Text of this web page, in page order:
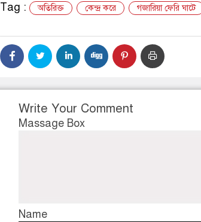
Tag :
অতিরিক্ত কেন্দ্র করে গজারিয়া ফেরি ঘাটে
Write Your Comment
Massage Box
Name